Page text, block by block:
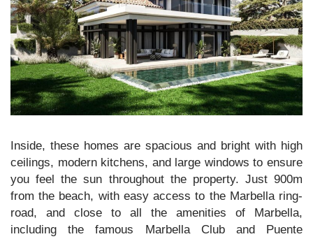
Inside, these homes are spacious and bright with high
ceilings, modern kitchens, and large windows to ensure
you feel the sun throughout the property. Just 900m
from the beach, with easy access to the Marbella ring-
road, and close to all the amenities of Marbella,
including the famous Marbella Club and Puente